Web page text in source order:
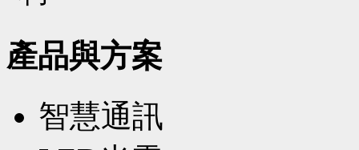
產品與方案
智慧通訊